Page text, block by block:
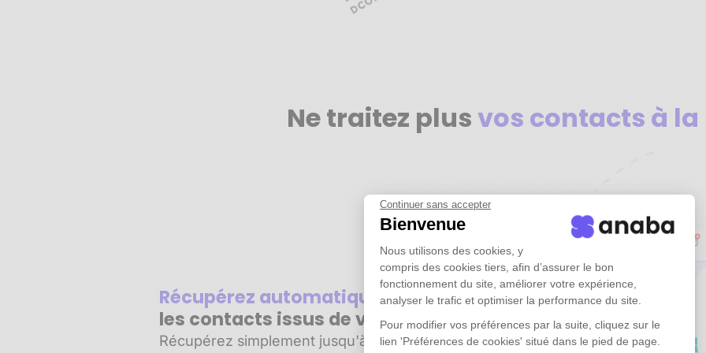
Continuer sans accepter
Bienvenue
Nous utilisons des cookies, y
compris des cookies tiers, afin d’assurer le bon
fonctionnement du site, améliorer votre expérience,
analyser le trafic et optimiser la performance du site.
Pour modifier vos préférences par la suite, cliquez sur le
lien 'Préférences de cookies' situé dans le pied de page.
Ne traitez plusvos contacts à
Récupérez automatiquementtous
les contacts issus de vos emails
Récupérez simplement jusqu'à plusieurs années